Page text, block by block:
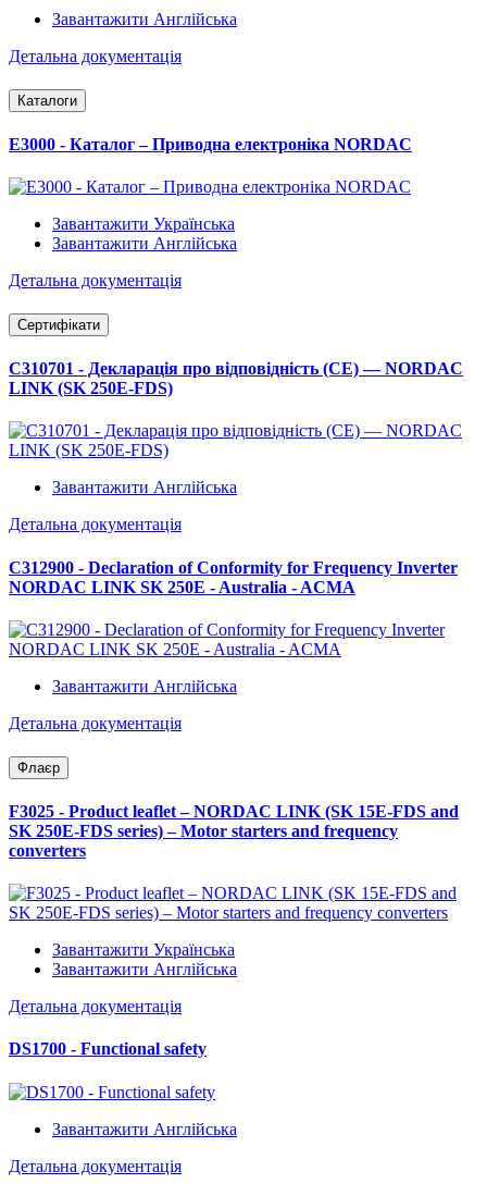
Завантажити Англійська
Детальна документація
Каталоги
E3000 - Каталог – Приводна електроніка NORDAC
Завантажити Українська
Завантажити Англійська
Детальна документація
Сертифікати
C310701 - Декларація про відповідність (CE) — NORDAC
LINK (SK 250E-FDS)
Завантажити Англійська
Детальна документація
C312900 - Declaration of Conformity for Frequency Inverter
NORDAC LINK SK 250E - Australia - ACMA
Завантажити Англійська
Детальна документація
Флаєр
F3025 - Product leaflet – NORDAC LINK (SK 15E-FDS and
SK 250E-FDS series) – Motor starters and frequency
converters
Завантажити Українська
Завантажити Англійська
Детальна документація
DS1700 - Functional safety
Завантажити Англійська
Детальна документація